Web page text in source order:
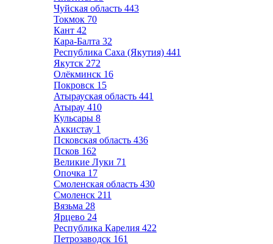
Чуйская область 443
Токмок 70
Кант 42
Кара-Балта 32
Республика Саха (Якутия) 441
Якутск 272
Олёкминск 16
Покровск 15
Атырауская область 441
Атырау 410
Кульсары 8
Аккистау 1
Псковская область 436
Псков 162
Великие Луки 71
Опочка 17
Смоленская область 430
Смоленск 211
Вязьма 28
Ярцево 24
Республика Карелия 422
Петрозаводск 161